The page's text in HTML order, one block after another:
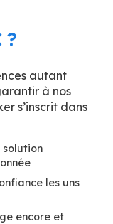
?
autant
à nos
s’inscrit dans
solution
les uns
encore et